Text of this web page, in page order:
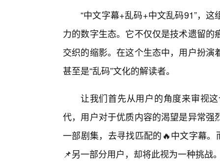
“中文字幕+乱码+中文乱码91”，
力的数字生态。它不仅仅是技术遗留
交织的缩影。在这个生态中，用户扮
甚至是“乱码”文化的解读者。
让我们首先从用户的角度来审视
代，用户对于优质内容的渴望是异常
一部剧集，去寻找匹配的🔥中文字幕
📌另一部分用户，却将此视为一种挑战